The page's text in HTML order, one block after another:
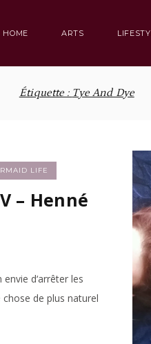
HOME ARTS
Étiquette : Tye And Dye
LIFE
– Henné
d‘arrêter les
de plus naturel